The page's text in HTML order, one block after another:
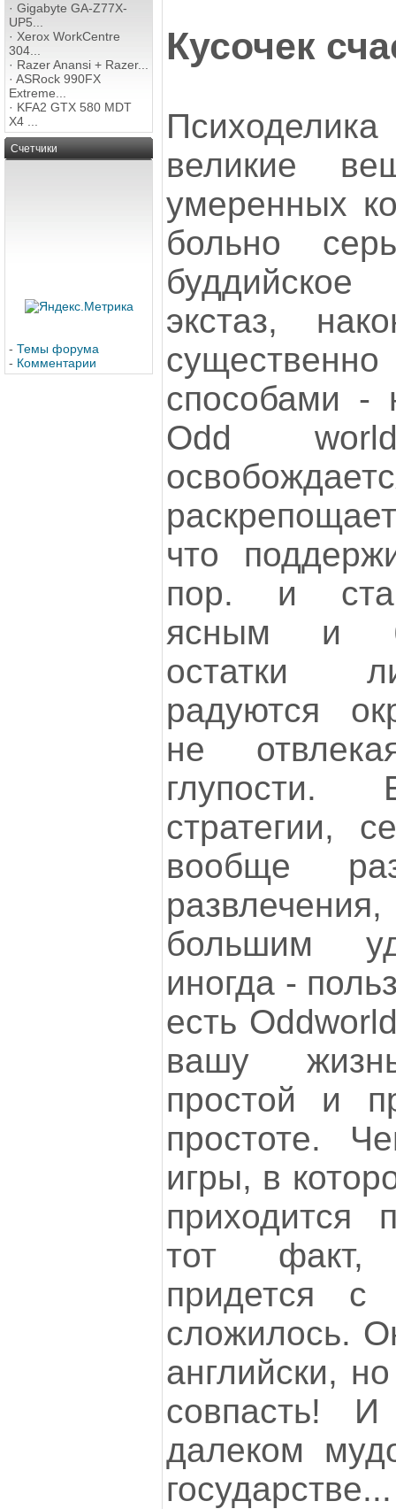
· Gigabyte GA-Z77X-
UP5...
· Xerox WorkCentre
304...
· Razer Anansi + Razer...
· ASRock 990FX
Extreme...
· KFA2 GTX 580 MDT
X4 ...
Счетчики
- Темы форума
- Комментарии
Кусочек
великие
умеренных
больно
экстаз,
способами -
Odd
что
пор. и
ясным и
остатки
радуются
не
глупости.
стратегии,
вообще
большим
иногда -
есть
вашу
простой и
простоте.
игры, в
приходится
тот факт,
придется с
сложилось.
английски,
совпасть!
далеком
государстве...